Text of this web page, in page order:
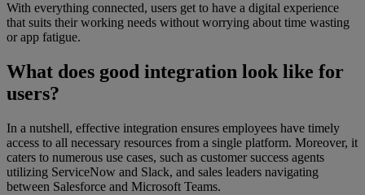
With everything connected, users get to have a digital experience
that suits their working needs without worrying about time wasting
or app fatigue.
What does good integration look like for
users?
In a nutshell, effective integration ensures employees have timely
access to all necessary resources from a single platform. Moreover, it
caters to numerous use cases, such as customer success agents
utilizing ServiceNow and Slack, and sales leaders navigating
between Salesforce and Microsoft Teams.